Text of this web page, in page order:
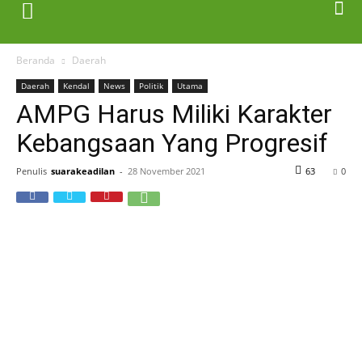
Beranda Daerah
Daerah Kendal News Politik Utama
AMPG Harus Miliki Karakter
Kebangsaan Yang Progresif
Penulis suarakeadilan - 28 November 2021 0
63